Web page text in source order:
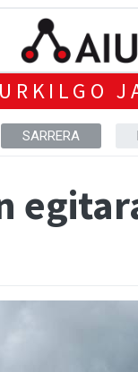
SARRERA